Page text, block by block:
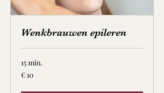
Wenkbrauwen epileren
15 min.
10
euro
€ 10